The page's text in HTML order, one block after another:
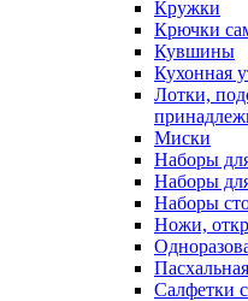
Кружки
Крючки
Кувшины
Кухонная
Лотки,
Миски
Наборы
Наборы
Наборы
Ножи,
Салфетки